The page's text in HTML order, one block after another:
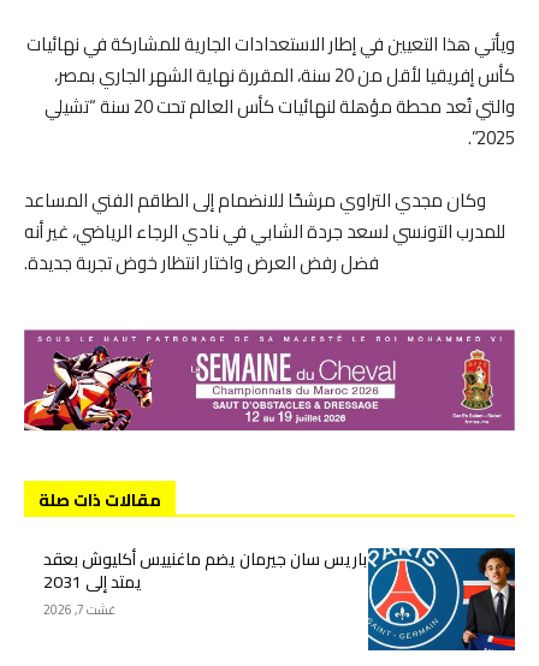
ويأتي هذا التعيين في إطار الاستعدادات الجارية للمشاركة في نهائيات
كأس إفريقيا لأقل من 20 سنة، المقررة نهاية الشهر الجاري بمصر،
والتي تُعد محطة مؤهلة لنهائيات كأس العالم تحت 20 سنة “تشيلي
2025”.
وكان مجدي التراوي مرشحًا للانضمام إلى الطاقم الفني المساعد
للمدرب التونسي لسعد جردة الشابي في نادي الرجاء الرياضي، غير أنه
فضل رفض العرض واختار انتظار خوض تجربة جديدة.
مقالات ذات صلة
باريس سان جيرمان يضم ماغنييس أكليوش بعقد
يمتد إلى 2031
غشت 7, 2026